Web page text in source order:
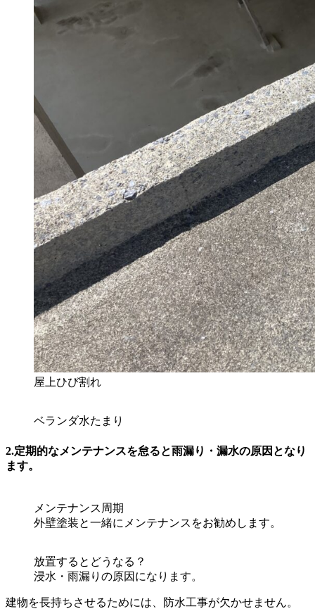
屋上ひび割れ
ベランダ水たまり
2.定期的なメンテナンスを怠ると雨漏り・漏水の原因となり
ます。
メンテナンス周期
外壁塗装と一緒にメンテナンスをお勧めします。
放置するとどうなる？
浸水・雨漏りの原因になります。
建物を長持ちさせるためには、防水工事が欠かせません。